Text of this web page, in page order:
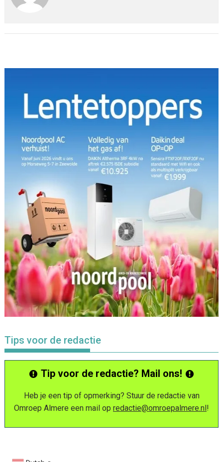
Tips voor de redactie
Tip voor de redactie? Mail ons!
Heb je een tip of opmerking? Stuur de redactie van
Omroep Almere een mail op redactie@omroepalmere.nl!